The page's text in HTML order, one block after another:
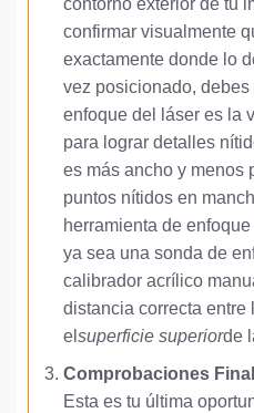
confirmar visualmente
exactamente donde lo
vez posicionado, debes
enfoque del láser es la
para lograr detalles
es más ancho y menos
puntos nítidos en
herramienta de
ya sea una sonda de
calibrador acrílico
distancia correcta
el superficie superiorde
Comprobaciones
Esta es tu última